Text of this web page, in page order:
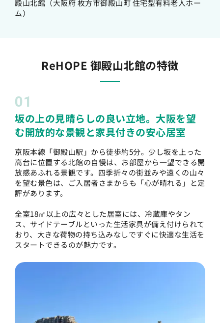
殿山北館（大阪府 枚方市御殿山町 住宅型有料老人ホー
ム）
ReHOPE 御殿山北館の特徴
01
坂の上の見晴らしの良い立地。大阪を望
む開放的な景観と家具付きの安心居室
京阪本線「御殿山駅」から徒歩約5分。少し坂を上った
高台に位置する北館の自慢は、お部屋から一望できる開
放感あふれる景観です。四季折々の街並みや遠くの山々
を望む景色は、ご入居者さまからも「心が晴れる」と定
評があります。
全室18㎡以上の広々とした居室には、冷蔵庫やタン
ス、サイドテーブルといった生活家具が備え付けられて
おり、大きな荷物の持ち込みなしですぐに快適な生活を
スタートできるのが魅力です。